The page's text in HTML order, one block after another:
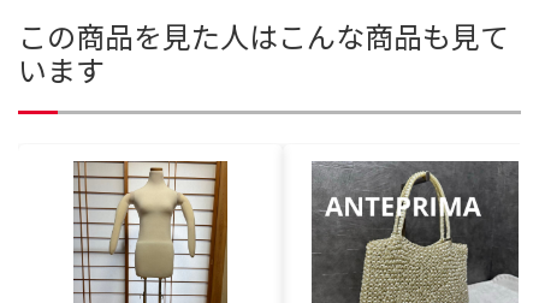
この商品を見た人はこんな商品も見て
います